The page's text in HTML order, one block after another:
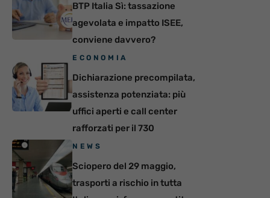
BTP Italia Sì: tassazione
agevolata e impatto ISEE,
conviene davvero?
ECONOMIA
Dichiarazione precompilata,
assistenza potenziata: più
uffici aperti e call center
rafforzati per il 730
NEWS
Sciopero del 29 maggio,
trasporti a rischio in tutta